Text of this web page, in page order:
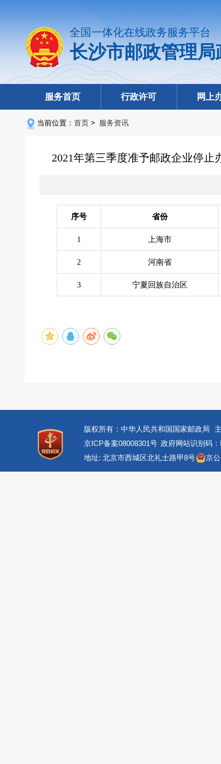
全国一体化在线政务服务平台
长沙市邮政管理
服务首页 行政许可 网上
当前位置： 首页 > 服务资讯
2021年第三季度准予邮政企业停
序号 省份
1 上海市
2 河南省
3 宁夏回族自治区
版权所有：中华人民共和国国家邮政局
京ICP备案08008301号 政府网站识别码
地址: 北京市西城区北礼士路甲8号
京